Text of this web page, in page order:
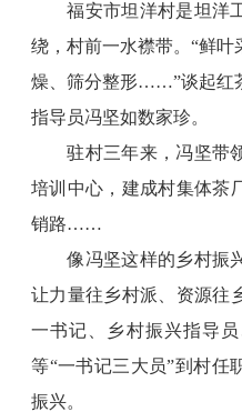
福安市坦洋村是坦洋
绕，村前一水襟带。“鲜
燥、筛分整形……”谈起红
指导员冯坚如数家珍。
驻村三年来，冯坚带
培训中心，建成村集体茶
销路……
像冯坚这样的乡村振
让力量往乡村派、资源往
一书记、乡村振兴指导
等“一书记三大员”到村任
振兴。